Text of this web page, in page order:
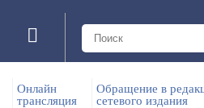
Онлайн
трансляция
Обращение в
сетевого издания